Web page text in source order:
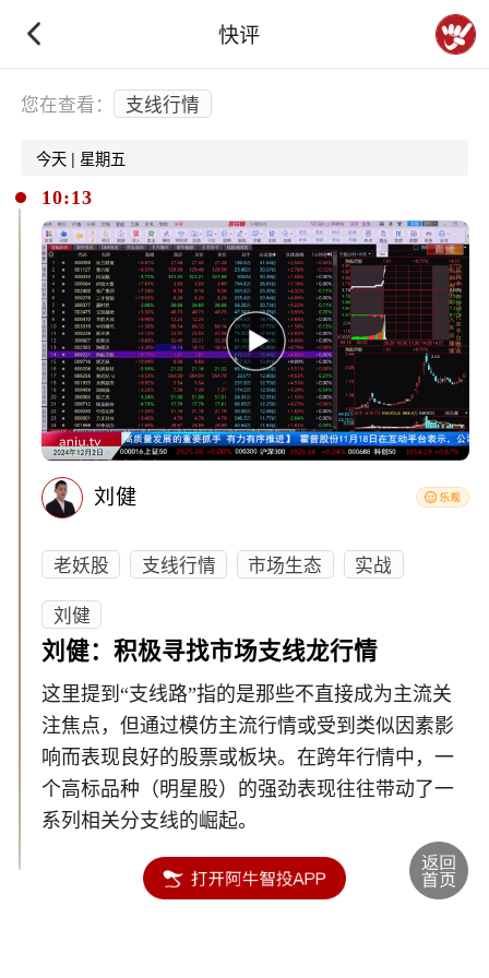
快评
下拉刷新
您在查看： 支线行情
今天 | 星期五
10:13
刘健
老妖股 支线行情 市场生态
实战
刘健
刘健：积极寻找市场支线龙行情
这里提到“支线路”指的是那些不直接成为主流关
注焦点，但通过模仿主流行情或受到类似因素影
响而表现良好的股票或板块。在跨年行情中，一
个高标品种（明星股）的强劲表现往往带动了一
系列相关分支线的崛起。